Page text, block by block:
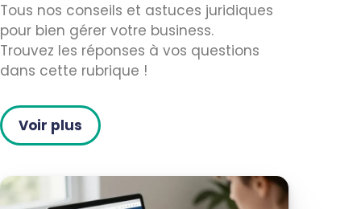
Tous nos conseils et astuces juridiques
pour bien gérer votre business.
Trouvez les réponses à vos questions
dans cette rubrique !
Voir plus